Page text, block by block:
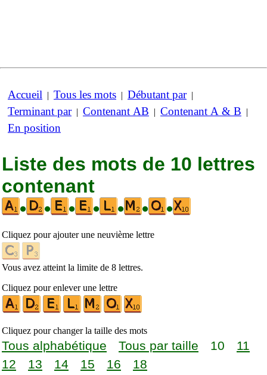
Accueil | Tous les mots | Débutant par|
Terminant par| Contenant AB | Contenant A & B |
En position
Liste des mots de 10 lettres
contenant
•
• • • • • •
Cliquez pour ajouter une neuvième lettre
Vous avez atteint la limite de 8 lettres.
Cliquez pour enlever une lettre
Cliquez pour changer la taille des mots
Tous alphabétique Tous par taille 10
11
12
13 14 15 16 18